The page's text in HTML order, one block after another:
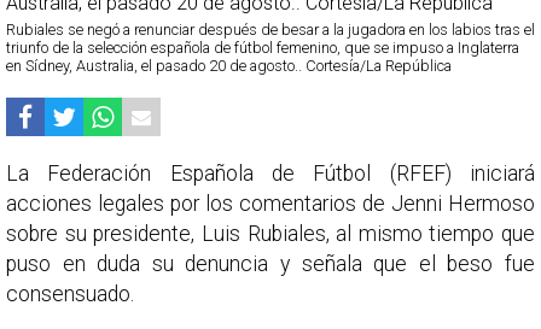
Rubiales se negó a renunciar después de besar a la jugadora en los labios tras el
triunfo de la selección española de fútbol femenino, que se impuso a Inglaterra
en Sídney, Australia, el pasado 20 de agosto.. Cortesía/La República
La Federación Española de Fútbol (RFEF) iniciará
acciones legales por los comentarios de Jenni Hermoso
sobre su presidente, Luis Rubiales, al mismo tiempo que
puso en duda su denuncia y señala que el beso fue
consensuado.